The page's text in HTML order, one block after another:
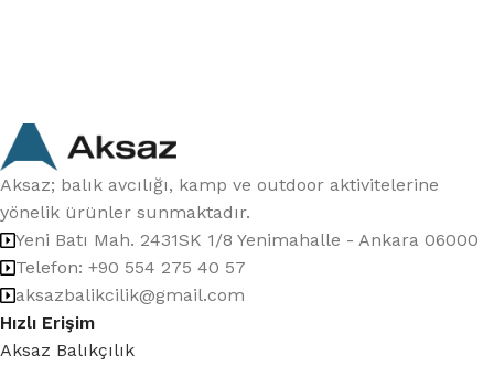
Aksaz; balık avcılığı, kamp ve outdoor aktivitelerine
yönelik ürünler sunmaktadır.
Yeni Batı Mah. 2431SK 1/8 Yenimahalle - Ankara 06000
Telefon: +90 554 275 40 57
aksazbalikcilik@gmail.com
Hızlı Erişim
Aksaz Balıkçılık